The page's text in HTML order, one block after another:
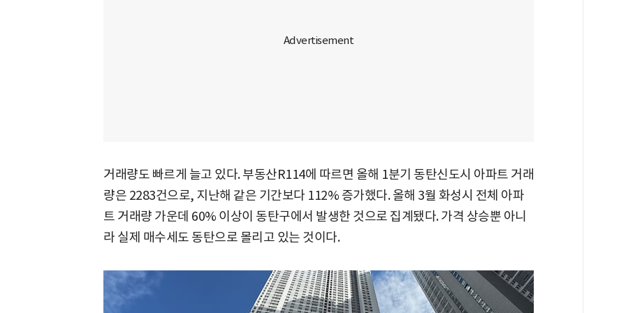
거래량도 빠르게 늘고 있다. 부동산R114에 따르면 올해 1분기 동탄신도시 아파트 거래
량은 2283건으로, 지난해 같은 기간보다 112% 증가했다. 올해 3월 화성시 전체 아파
트 거래량 가운데 60% 이상이 동탄구에서 발생한 것으로 집계됐다. 가격 상승뿐 아니
라 실제 매수세도 동탄으로 몰리고 있는 것이다.